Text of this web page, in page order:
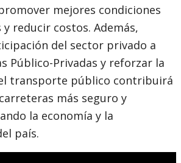
mejores condiciones
reducir costos. Además,
del sector privado a
Público-Privadas y reforzar la
transporte público contribuirá
más seguro y
la economía y la
país.